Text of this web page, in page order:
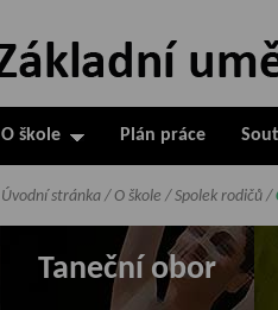
O škole Plán práce
Taneční obor
Úvodní stránka / O škole / Spolek rodičů /